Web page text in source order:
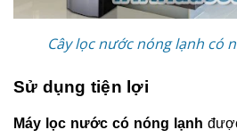
Cây lọc nước nóng lạnh có
Sử dụng tiện lợi
Máy lọc nước có nóng lạnh